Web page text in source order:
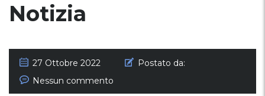
Notizia
27 Ottobre 2022
Postato da:
Nessun commento